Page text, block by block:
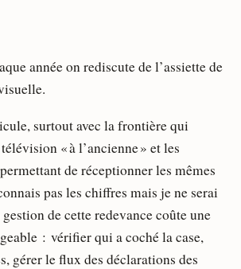
année on rediscute de l’assiette de
surtout avec la frontière qui
« à l’ancienne » et les
de réceptionner les mêmes
pas les chiffres mais je ne serai
de cette redevance coûte une
: vérifier qui a coché la case,
gérer le flux des déclarations des